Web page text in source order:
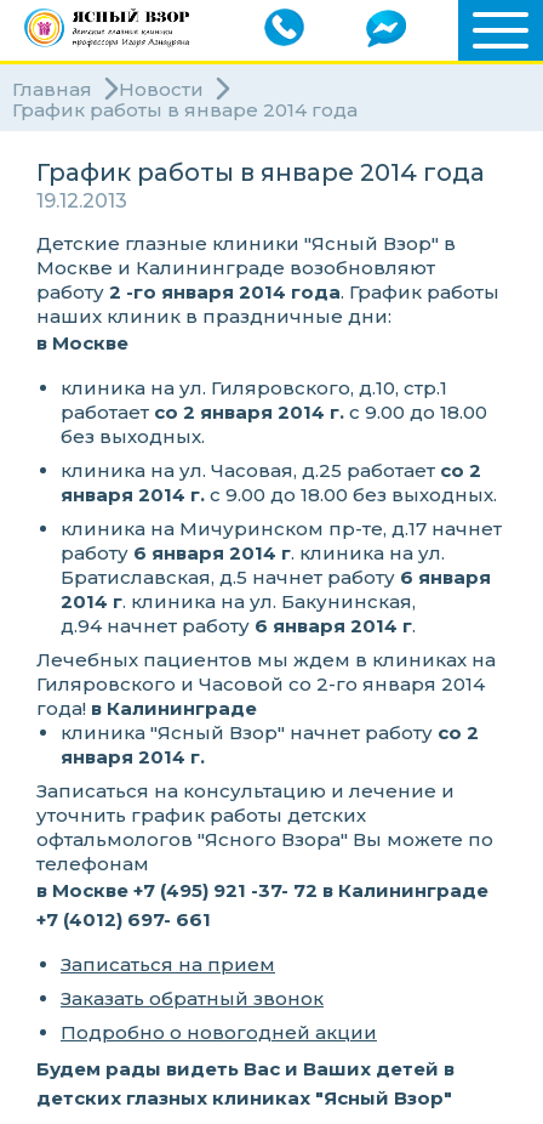
Главная
Новости
График работы в январе 2014 года
График работы в январе 2014 года
19.12.2013
Детские глазные клиники "Ясный Взор" в
Москве и Калининграде возобновляют
работу 2 -го января 2014 года. График работы
наших клиник в праздничные дни:
в Москве
клиника на ул. Гиляровского, д.10, стр.1
работает со 2 января 2014 г. с 9.00 до 18.00
без выходных.
клиника на ул. Часовая, д.25 работает со 2
января 2014 г. с 9.00 до 18.00 без выходных.
клиника на Мичуринском пр-те, д.17 начнет
работу 6 января 2014 г. клиника на ул.
Братиславская, д.5 начнет работу 6 января
2014 г. клиника на ул. Бакунинская,
д.94 начнет работу 6 января 2014 г.
Лечебных пациентов мы ждем в клиниках на
Гиляровского и Часовой со 2-го января 2014
года! в Калининграде
клиника "Ясный Взор" начнет работу со 2
января 2014 г.
Записаться на консультацию и лечение и
уточнить график работы детских
офтальмологов "Ясного Взора" Вы можете по
телефонам
в Москве +7 (495) 921 -37- 72 в Калининграде
+7 (4012) 697- 661
Записаться на прием
Заказать обратный звонок
Подробно о новогодней акции
Будем рады видеть Вас и Ваших детей в
детских глазных клиниках "Ясный Взор"